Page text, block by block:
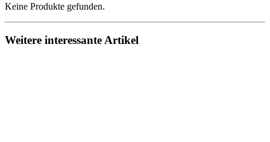
Keine Produkte gefunden.
Weitere interessante Artikel